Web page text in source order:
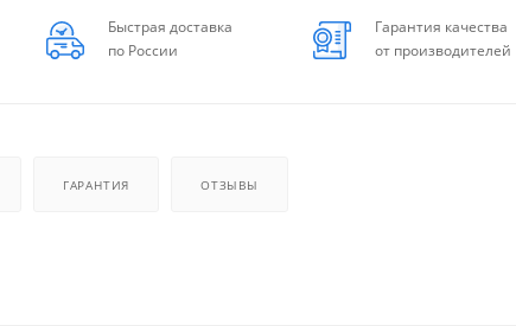
Быстрая доставка
по России
Гарантия качества
от производителей
ГАРАНТИЯ ОТЗЫВЫ